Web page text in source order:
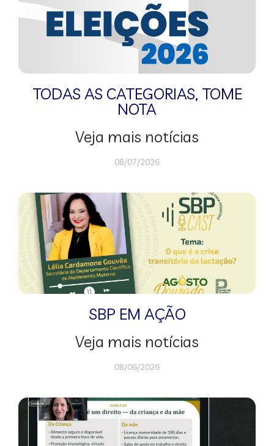
TODAS AS CATEGORIAS, TOME
NOTA
Veja mais notícias
08/07/2026
SBP EM AÇÃO
Veja mais notícias
08/06/2026